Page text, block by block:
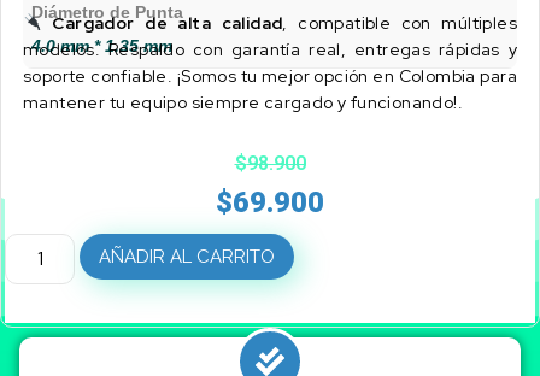
Diámetro de Punta
4.0 mm * 1.35 mm
Cargador de alta calidad, compatible con múltiples
modelos. Respaldo con garantía real, entregas rápidas y
soporte confiable. ¡Somos tu mejor opción en Colombia para
mantener tu equipo siempre cargado y funcionando!.
$98.900
$69.900
AÑADIR AL CARRITO